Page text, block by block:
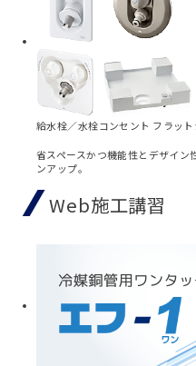
給水栓／水栓コンセント フラット
省スペースかつ機能性とデザイ
ンアップ。
Web施工講習